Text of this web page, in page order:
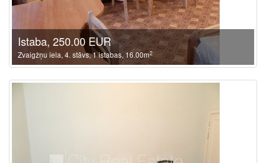
Istaba, 250.00 EUR
Zvaigžņu iela, 4. stāvs, 1 istabas, 16.00m2